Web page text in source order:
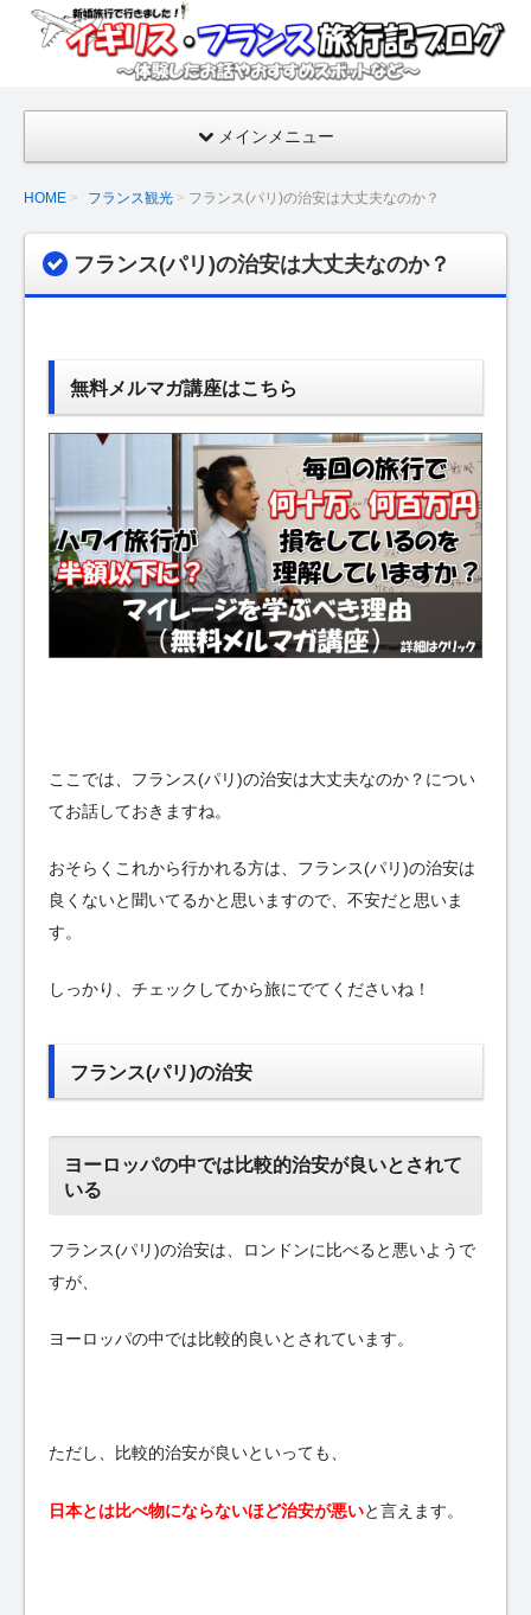
イギ
ンス
旅行
ログ
【新
婚旅
話・
おす
すめ
ト】
メインメニュー
HOME フランス観光 フランス(パリ)の治安は大丈夫なのか？
フランス(パリ)の治安は大丈夫なのか？
無料メルマガ講座はこちら
ここでは、フランス(パリ)の治安は大丈夫なのか？につい
てお話しておきますね。
おそらくこれから行かれる方は、フランス(パリ)の治安は
良くないと聞いてるかと思いますので、不安だと思いま
す。
しっかり、チェックしてから旅にでてくださいね！
フランス(パリ)の治安
ヨーロッパの中では比較的治安が良いとされて
いる
フランス(パリ)の治安は、ロンドンに比べると悪いようで
すが、
ヨーロッパの中では比較的良いとされています。
ただし、比較的治安が良いといっても、
日本とは比べ物にならないほど治安が悪いと言えます。